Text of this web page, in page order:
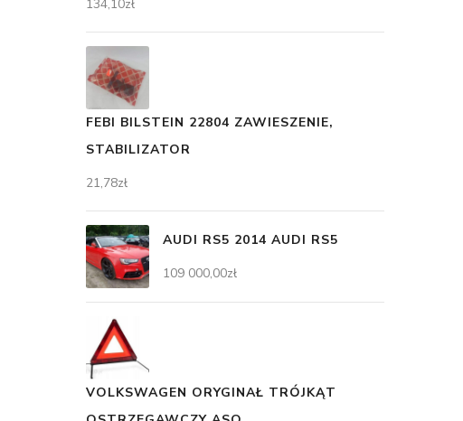
134,10zł
FEBI BILSTEIN 22804 ZAWIESZENIE,
STABILIZATOR
21,78zł
AUDI RS5 2014 AUDI RS5
109 000,00zł
VOLKSWAGEN ORYGINAŁ TRÓJKĄT